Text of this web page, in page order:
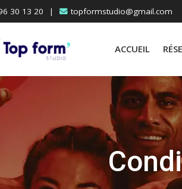
30 13 20 | topformstudio@gmail.com
ACCUEIL